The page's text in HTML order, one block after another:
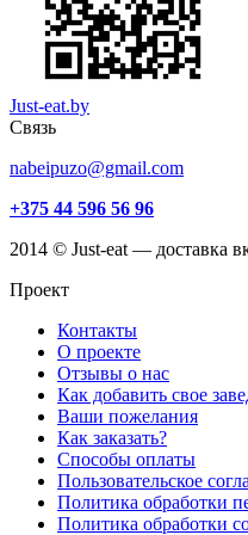
Just-eat.by
Связь
nabeipuzo@gmail.com
+375 44 596 56 96
2014 © Just-eat — доставка
Проект
Контакты
О проекте
Отзывы о нас
Как добавить свое
Ваши пожелания
Как заказать?
Способы оплаты
Пользовательское
Политика обработки
Политика обработки